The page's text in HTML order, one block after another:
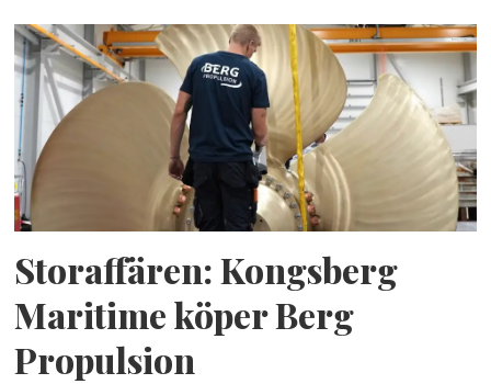
Storaffären: Kongsberg
Maritime köper Berg
Propulsion